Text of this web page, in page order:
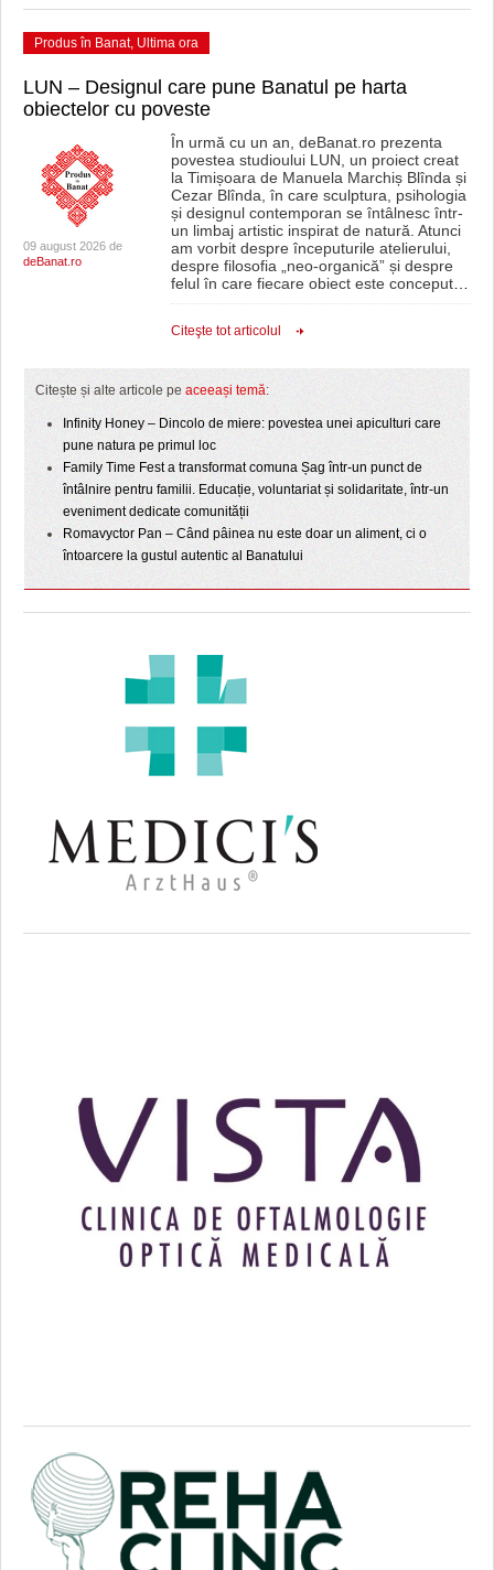
Produs în Banat, Ultima ora
LUN – Designul care pune Banatul pe harta
obiectelor cu poveste
09 august 2026 de
deBanat.ro
În urmă cu un an, deBanat.ro prezenta
povestea studioului LUN, un proiect creat
la Timișoara de Manuela Marchiș Blînda și
Cezar Blînda, în care sculptura, psihologia
și designul contemporan se întâlnesc într-
un limbaj artistic inspirat de natură. Atunci
am vorbit despre începuturile atelierului,
despre filosofia „neo-organică” și despre
felul în care fiecare obiect este conceput…
Citeşte tot articolul
Citește și alte articole pe aceeași temă:
Infinity Honey – Dincolo de miere: povestea unei apiculturi care
pune natura pe primul loc
Family Time Fest a transformat comuna Șag într-un punct de
întâlnire pentru familii. Educație, voluntariat și solidaritate, într-un
eveniment dedicate comunității
Romavyctor Pan – Când pâinea nu este doar un aliment, ci o
întoarcere la gustul autentic al Banatului